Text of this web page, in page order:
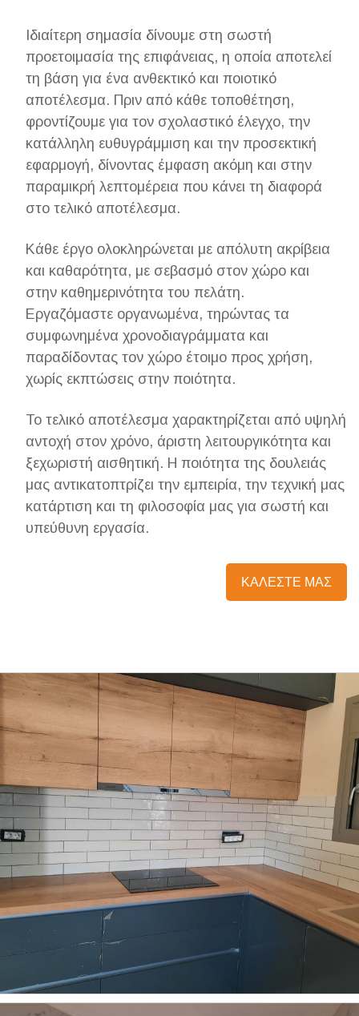
Ιδιαίτερη σημασία δίνουμε στη σωστή
προετοιμασία της επιφάνειας, η οποία αποτελεί
τη βάση για ένα ανθεκτικό και ποιοτικό
αποτέλεσμα. Πριν από κάθε τοποθέτηση,
φροντίζουμε για τον σχολαστικό έλεγχο, την
κατάλληλη ευθυγράμμιση και την προσεκτική
εφαρμογή, δίνοντας έμφαση ακόμη και στην
παραμικρή λεπτομέρεια που κάνει τη διαφορά
στο τελικό αποτέλεσμα.
Κάθε έργο ολοκληρώνεται με απόλυτη ακρίβεια
και καθαρότητα, με σεβασμό στον χώρο και
στην καθημερινότητα του πελάτη.
Εργαζόμαστε οργανωμένα, τηρώντας τα
συμφωνημένα χρονοδιαγράμματα και
παραδίδοντας τον χώρο έτοιμο προς χρήση,
χωρίς εκπτώσεις στην ποιότητα.
Το τελικό αποτέλεσμα χαρακτηρίζεται από υψηλή
αντοχή στον χρόνο, άριστη λειτουργικότητα και
ξεχωριστή αισθητική. Η ποιότητα της δουλειάς
μας αντικατοπτρίζει την εμπειρία, την τεχνική μας
κατάρτιση και τη φιλοσοφία μας για σωστή και
υπεύθυνη εργασία.
ΚΑΛΕΣΤΕ ΜΑΣ